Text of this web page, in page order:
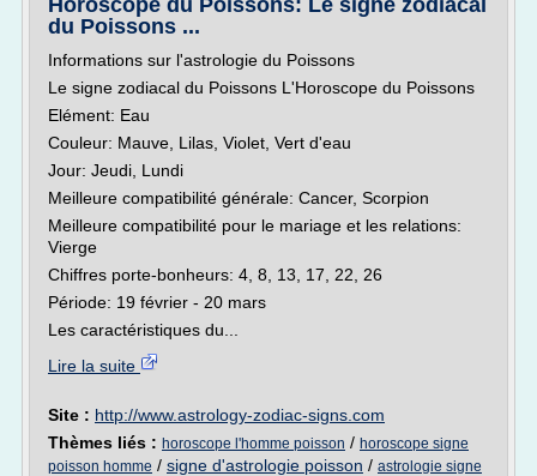
Horoscope du Poissons: Le signe zodiacal
du Poissons ...
Informations sur l'astrologie du Poissons
Le signe zodiacal du Poissons L'Horoscope du Poissons
Elément: Eau
Couleur: Mauve, Lilas, Violet, Vert d'eau
Jour: Jeudi, Lundi
Meilleure compatibilité générale: Cancer, Scorpion
Meilleure compatibilité pour le mariage et les relations:
Vierge
Chiffres porte-bonheurs: 4, 8, 13, 17, 22, 26
Période: 19 février - 20 mars
Les caractéristiques du...
Lire la suite
Site : http://www.astrology-zodiac-signs.com
Thèmes liés : horoscope l'homme poisson / horoscope signe
poisson homme / signe d'astrologie poisson / astrologie signe